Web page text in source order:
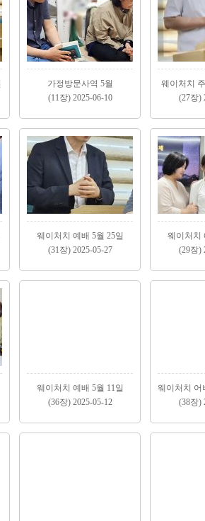
가정방문사역 5월
(11장) 2025-06-10
웨이처치
(27장)
웨이처치 예배 5월 25일
(31장) 2025-05-27
웨이처치
(29장)
웨이처치 예배 5월 11일
(36장) 2025-05-12
(38장)